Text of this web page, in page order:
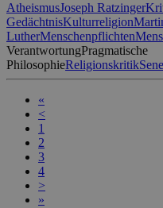
AtheismusJoseph Ratzinger
GedächtnisKulturreligion
LutherMenschenpflichten
VerantwortungPragmatische
PhilosophieReligionskritik
«
<
1
2
3
4
>
»